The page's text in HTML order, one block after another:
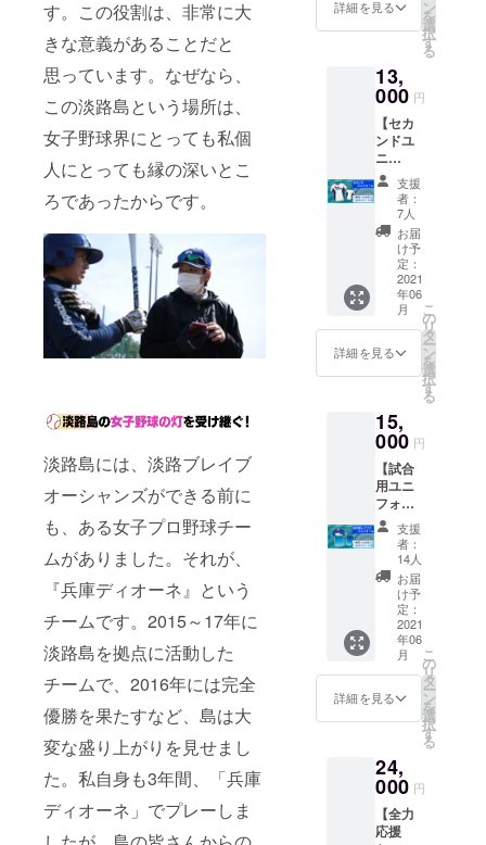
す。この役割は、非常に大
きな意義があることだと
思っています。なぜなら、
この淡路島という場所は、
女子野球界にとっても私個
人にとっても縁の深いとこ
ろであったからです。
淡路島には、淡路ブレイブ
オーシャンズができる前に
も、ある女子プロ野球チー
ムがありました。それが、
『兵庫ディオーネ』という
チームです。2015～17年に
淡路島を拠点に活動した
チームで、2016年には完全
優勝を果たすなど、島は大
変な盛り上がりを見せまし
た。私自身も3年間、「兵庫
ディオーネ」でプレーしま
合がご
ざいま
真と実
際の商
品は異
なる場
合がご
ざいま
す ※ご
支援確
定後の
返金・
キャン
セル・
交換
は、対
応いた
しかね
ますの
で、何
卒ご了
さい
グ限定
商品
からの
メッ
セージ
は印刷
になり
ます ※
デザイ
ン、サ
イズは
変更に
なる場
合がご
ざいま
す ※写
真と実
品は異
なる場
ざいま
す ※ご
支援確
定後の
返金・
キャン
セル・
交換
は、対
応いた
しかね
ますの
で、何
卒ご了
承くだ
さい
くださ
い
字以
内）
希望し
ない場
合は
「希望
しな
い」と
記載く
ださい
※お
名前が
公序良
俗に反
合は、
できま
せん ◎
お礼ポ
スト
カード
・ク
ラウド
ファン
ディン
グ限定
商品
・
チーム
からの
メッ
は印刷
になり
デザイ
ン、サ
イズは
変更に
なる場
前を備
い
（10文
字以
内）
希望し
ない場
合は
「希望
しな
い」と
記載く
ださい
※お
公序良
俗に反
お名前
入れは
できま
せん ◎
お礼ポ
スト
カード
・ク
ラウド
ファン
ディン
グ限定
商品
・
からの
メッ
になり
ます ※
デザイ
ン、サ
ト ×
横断幕
への支
援者の
お名前
入れ
（希望
者の
み）
・支
援者の
お名前
「挑」
の文字
の横断
幕を作
成
※お名前
援額に
応じる
場合が
ありま
す
※希望す
るお名
前を備
考欄に
お書き
くださ
（10文
字以
希望し
「希望
しな
い」と
記載く
ださい
「焼き
肉用」
「すき
焼き
用」の
選択可
能 ・
配送/保
存方
法：冷
チーム
横断幕
への支
援者の
お名前
入れ
（希望
者の
お名前
で
「挑」
の文字
の横断
幕を作
成
※お名前
の大き
さは支
援額に
応じる
場合が
ありま
す
※希望す
るお名
くださ
い
（10文
字以
詳細を見る ン
を
選
択
す
る
13,
000 円
【セカ
ンドユ
ニ
フォー
ム セッ
ト】
◎「淡
路ブレ
イブ
オー
シャン
ズ」セ
カンド
ユニ
フォー
ム ・
ズ：メ
ンズ
（S/M/L
/O/XO/2
XO）
・素
材：ポ
リエス
テル
100％
※デ
ザイ
ン：前
面と左
袖
※お名
前・番
◎チー
ム横断
幕への
支援者
のお名
支援
者：
7人
お届
け予
定：
2021
年06
月
詳細を見る
こ
の
リ
タ
ー
ン
を
選
択
す
る
15,
000 円
【試合
用ユニ
フォー
ム（レ
プリ
カ）
セッ
ト】
◎「淡
路ブレ
イブ
オー
シャン
ズ」
試合用
ユニ
ム（レ
プリ
カ）
・サ
イズ：
支援
者：
14人
お届
け予
定：
2021
年06
月
詳細を見る
こ
の
リ
タ
ー
ン
を
選
択
す
る
24,
000 円
【全力
応援